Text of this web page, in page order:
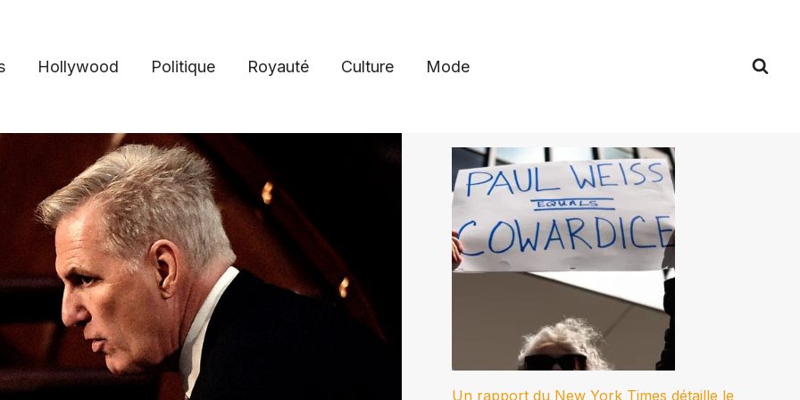
Hollywood Politique Royauté Culture Mode
Un rapport du New York Times détaille le